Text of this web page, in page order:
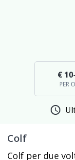
€
PER
schedule
Colf
Colf per due